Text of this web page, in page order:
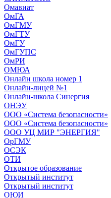
Омавиат
ОмГА
ОмГМУ
ОмГТУ
ОмГУ
ОмГУПС
ОмРИ
ОМЮА
Онлайн школа номер 1
Онлайн-лицей №1
Онлайн-школа Синергия
ОНЭУ
ООО «Система безопасности»
ООО «Система безопасности»
ООО УЦ МИР "ЭНЕРГИЯ"
ОрГМУ
ОСЭК
ОТИ
Открытое образование
Открытый институт
Открытый институт
ОЮИ